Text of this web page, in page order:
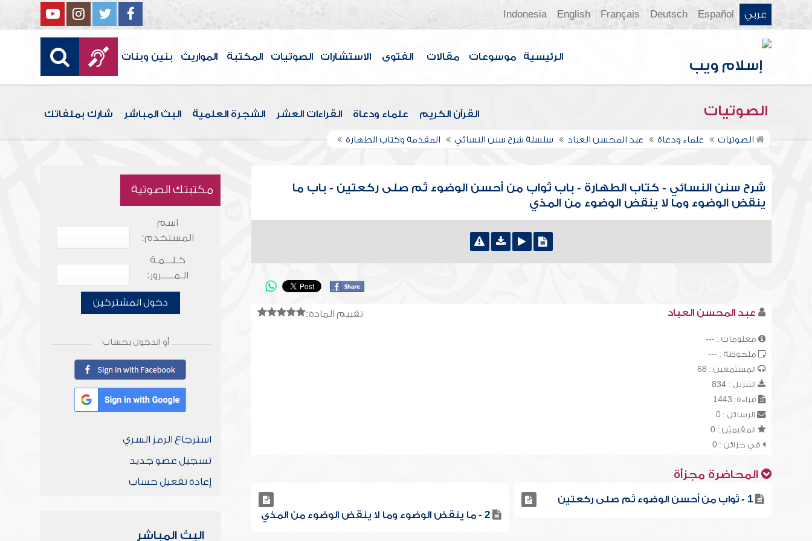
عربي Español
Deutsch
Français
English
Indonesia
الرئيسية موسوعات مقالات الفتوى الاستشارات الصوتيات المكتبة المواريث بنين وبنات
الصوتيات القرآن الكريم علماء ودعاة القراءات العشر الشجرة العلمية البث المباشر شارك بملفاتك
الصوتيات علماء ودعاة عبد المحسن العباد سلسلة شرح سنن النسائي المقدمة وكتاب الطهارة
شرح سنن النسائي - كتاب الطهارة - باب ثواب من أحسن الوضوء ثم صلى ركعتين - باب ما
ينقض الوضوء وما لا ينقض الوضوء من المذي
تقييم المادة: عبد المحسن العباد
معلومات : ---
ملحوظة : ---
المستمعين : 68
التنزيل : 834
قراءة: 1443
الرسائل : 0
المقيميّن : 0
في خزائن : 0
المحاضرة مجزأة
1 - ثواب من أحسن الوضوء ثم صلى ركعتين
2 - ما ينقض الوضوء وما لا ينقض الوضوء من المذي
مكتبتك الصوتية
اسم
المستخدم:
كـلـــمـة
الـمـــــرور:
دخول المشتركين
أو الدخول بحساب
استرجاع الرمز السري
تسجيل عضو جديد
إعادة تفعيل حساب
البث المباشر